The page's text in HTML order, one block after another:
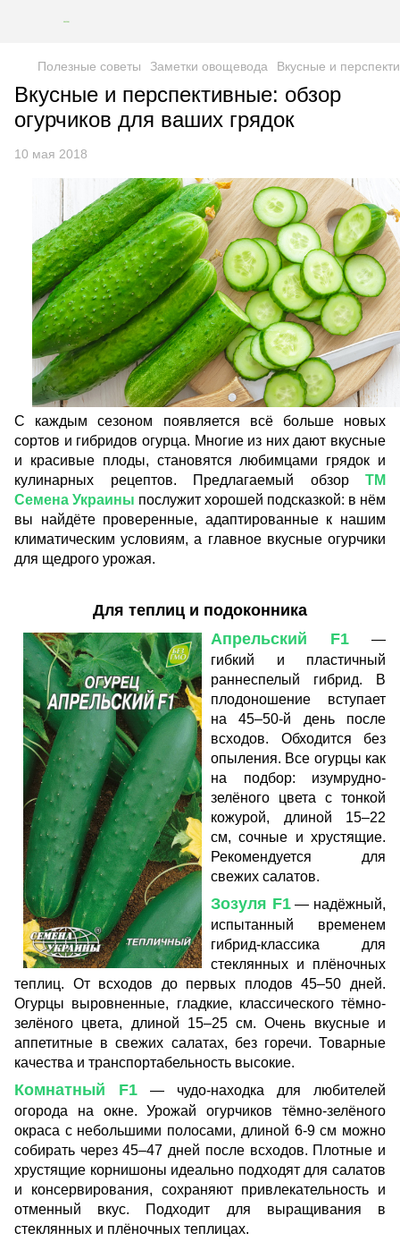
Полезные советы Заметки овощевода Вкусные и
Вкусные и перспективные: обзор
огурчиков для ваших грядок
10 мая 2018
С каждым сезоном появляется всё больше новых
сортов и гибридов огурца. Многие из них дают вкусные
и красивые плоды, становятся любимцами грядок и
кулинарных рецептов. Предлагаемый обзор ТМ
Семена Украины послужит хорошей подсказкой: в нём
вы найдёте проверенные, адаптированные к нашим
климатическим условиям, а главное вкусные огурчики
для щедрого урожая.
Для теплиц и подоконника
Апрельский F1 —
гибкий и пластичный
раннеспелый гибрид. В
плодоношение вступает
на 45–50-й день после
всходов. Обходится без
опыления. Все огурцы как
на подбор: изумрудно-
зелёного цвета с тонкой
кожурой, длиной 15–22
см, сочные и хрустящие.
Рекомендуется для
свежих салатов.
Зозуля F1— надёжный,
испытанный временем
гибрид-классика для
стеклянных и плёночных
теплиц. От всходов до первых плодов 45–50 дней.
Огурцы выровненные, гладкие, классического тёмно-
зелёного цвета, длиной 15–25 см. Очень вкусные и
аппетитные в свежих салатах, без горечи. Товарные
качества и транспортабельность высокие.
Комнатный F1
— чудо-находка для любителей
огорода на окне. Урожай огурчиков тёмно-зелёного
окраса с небольшими полосами, длиной 6-9 см можно
собирать через 45–47 дней после всходов. Плотные и
хрустящие корнишоны идеально подходят для салатов
и консервирования, сохраняют привлекательность и
отменный вкус. Подходит для выращивания в
стеклянных и плёночных теплицах.